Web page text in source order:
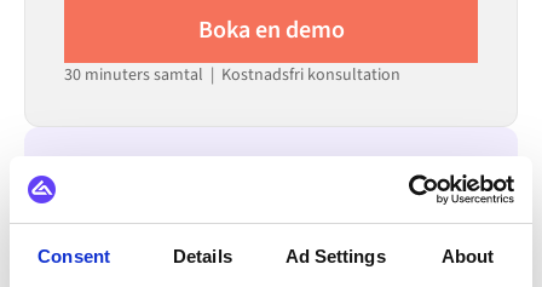
Consent Details Ad Settings About
Boka en demo
30 minuters samtal | Kostnadsfri konsultation
OpenAI
Klarna Stripe